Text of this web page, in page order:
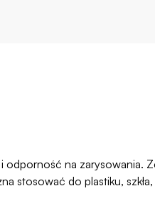
na zarysowania.
stosować do plastiku,